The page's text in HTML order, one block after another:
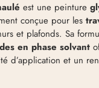
est une peinture
conçue pour les
et plafonds. Sa
en phase solvant
d’application et un